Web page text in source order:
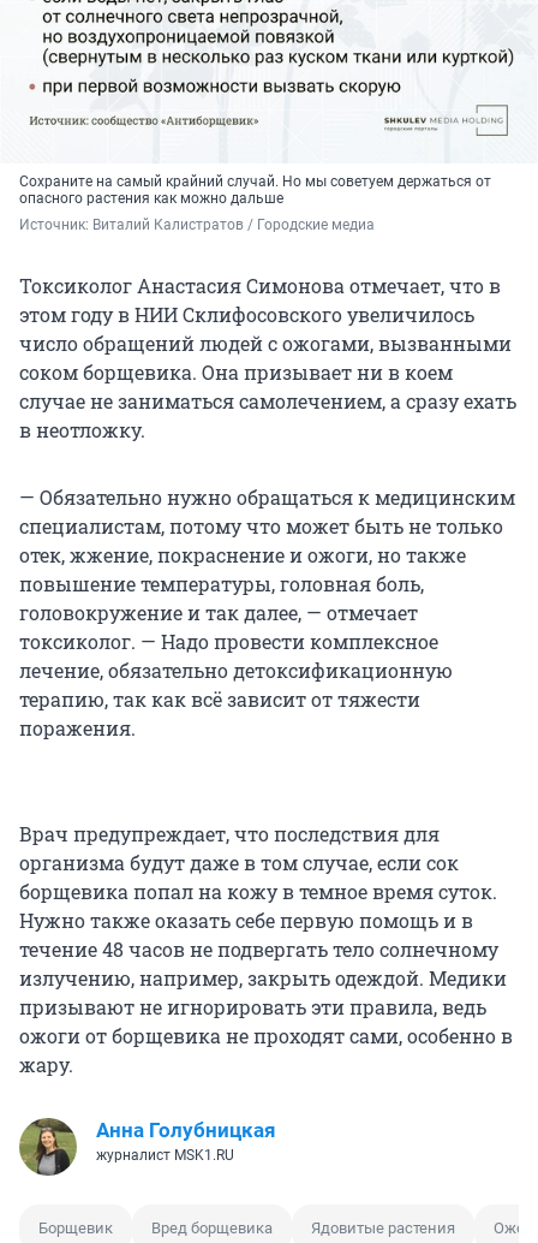
Сохраните на самый крайний случай. Но мы советуем держаться от
опасного растения как можно дальше
Источник: Виталий Калистратов / Городские медиа
Токсиколог Анастасия Симонова отмечает, что в
этом году в НИИ Склифосовского увеличилось
число обращений людей с ожогами, вызванными
соком борщевика. Она призывает ни в коем
случае не заниматься самолечением, а сразу ехать
в неотложку.
— Обязательно нужно обращаться к медицинским
специалистам, потому что может быть не только
отек, жжение, покраснение и ожоги, но также
повышение температуры, головная боль,
головокружение и так далее, — отмечает
токсиколог. — Надо провести комплексное
лечение, обязательно детоксификационную
терапию, так как всё зависит от тяжести
поражения.
Врач предупреждает, что последствия для
организма будут даже в том случае, если сок
борщевика попал на кожу в темное время суток.
Нужно также оказать себе первую помощь и в
течение 48 часов не подвергать тело солнечному
излучению, например, закрыть одеждой. Медики
призывают не игнорировать эти правила, ведь
ожоги от борщевика не проходят сами, особенно в
жару.
Анна Голубницкая
журналист MSK1.RU
Борщевик Вред борщевика Ядовитые растения